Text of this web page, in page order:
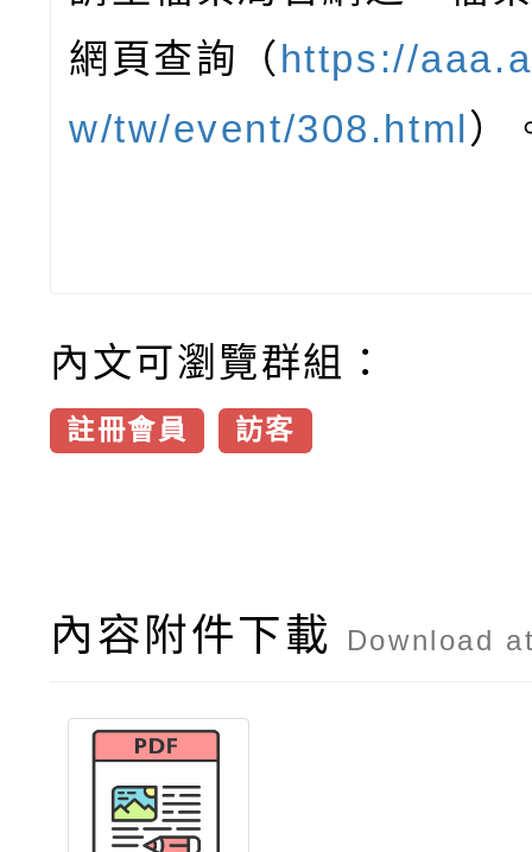
網頁查詢（ https://
w/tw/event/308.html）
內文可瀏覽群組：
註冊會員 訪客
內容附件下載 Download